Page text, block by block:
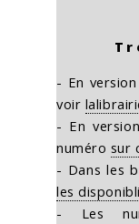
- En
voir
- En
numéro sur
- Dans les
les
- Les